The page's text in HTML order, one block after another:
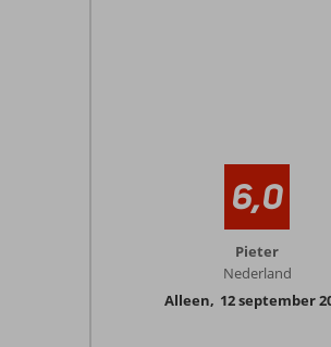
6,0
Pieter
Nederland
Alleen, 12 september